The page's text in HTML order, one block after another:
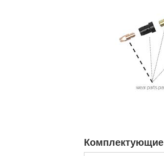
Комплектующие